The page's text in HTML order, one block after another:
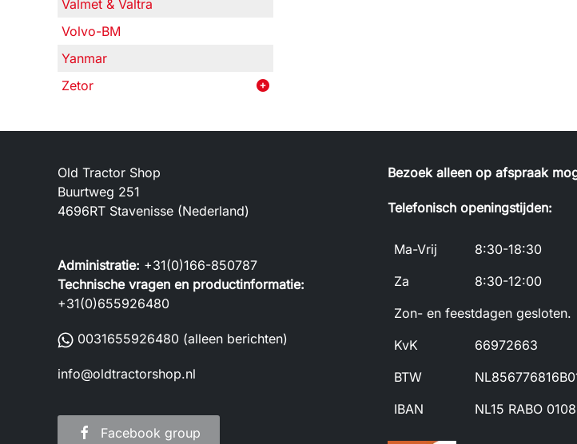
Valmet & Valtra
Volvo-BM
Yanmar
Zetor
Old Tractor Shop
Buurtweg 251
4696RT Stavenisse (Nederland)
Administratie: +31(0)166-850787
Technische vragen en productinformatie:
+31(0)655926480
0031655926480 (alleen berichten)
info@oldtractorshop.nl
Facebook group
Bezoek alleen op afspraak
Telefonisch openingstijden:
Ma-Vrij
8:30-18:30
Za
8:30-12:00
Zon- en feestdagen gesloten.
KvK
66972663
BTW
IBAN
NL15 RABO